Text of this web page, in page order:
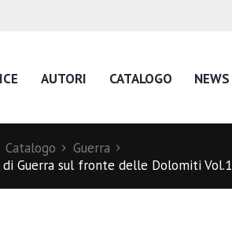
AUTORI CATALOGO NEWS
Catalogo
Guerra
di Guerra sul fronte delle Dolomiti Vol.1